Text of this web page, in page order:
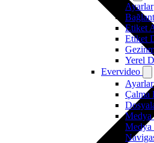
Ayarlar
Etiket
Etiket
Yerel
Evervideo
Ayarlar
Çalma
Medya
Medya